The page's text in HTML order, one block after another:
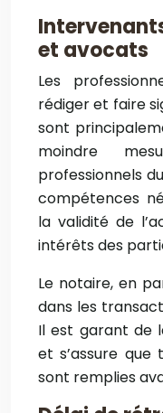
et avocats
Les
rédiger et faire
sont
moindre
professionnels
compétences
la validité de
intérêts des
Le notaire, en
dans les
Il est garant de
et s’assure que
sont remplies